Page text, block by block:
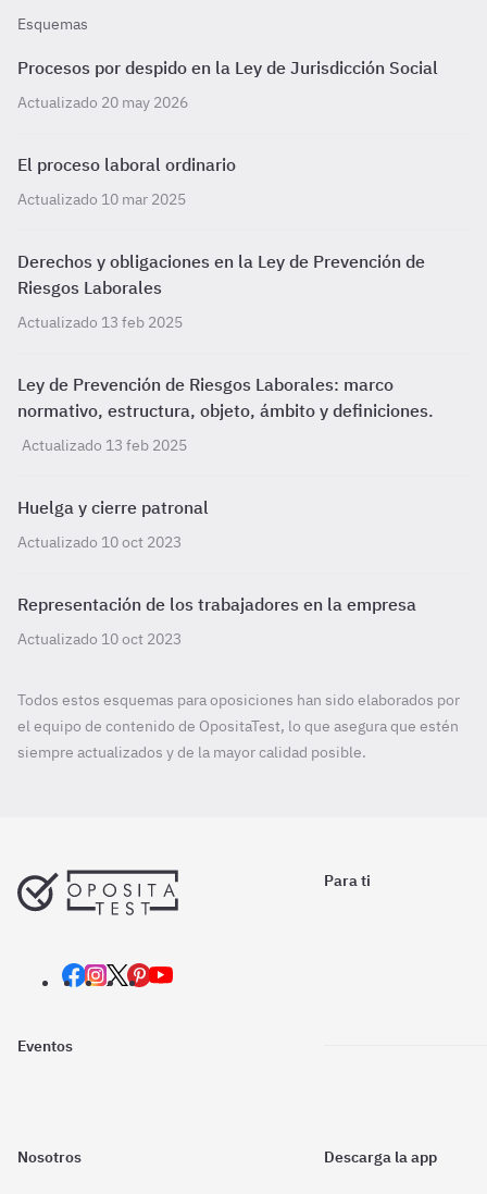
Esquemas
Procesos por despido en la Ley de Jurisdicción Social
Actualizado 20 may 2026
El proceso laboral ordinario
Actualizado 10 mar 2025
Derechos y obligaciones en la Ley de Prevención de
Riesgos Laborales
Actualizado 13 feb 2025
Ley de Prevención de Riesgos Laborales: marco
normativo, estructura, objeto, ámbito y definiciones.
Actualizado 13 feb 2025
Huelga y cierre patronal
Actualizado 10 oct 2023
Representación de los trabajadores en la empresa
Actualizado 10 oct 2023
Todos estos esquemas para oposiciones han sido elaborados por
el equipo de contenido de OpositaTest, lo que asegura que estén
siempre actualizados y de la mayor calidad posible.
Para ti
Eventos
Nosotros Descarga la app